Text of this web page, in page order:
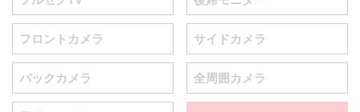
フロントカメラ サイドカメラ
バックカメラ 全周囲カメラ